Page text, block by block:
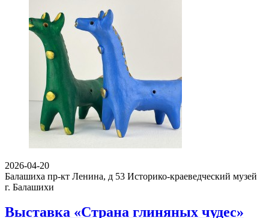
2026-04-20
Балашиха пр-кт Ленина, д 53 Историко-краеведческий музей
г. Балашихи
Выставка «Страна глиняных чудес»